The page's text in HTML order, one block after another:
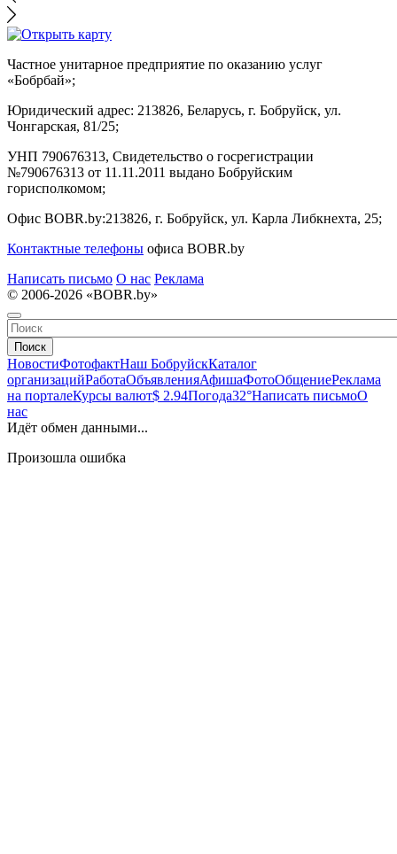
Частное унитарное предприятие по оказанию услуг
«Бобрбай»;
Юридический адрес: 213826, Беларусь, г. Бобруйск, ул.
Чонгарская, 81/25;
УНП 790676313, Свидетельство о госрегистрации
№790676313 от 11.11.2011 выдано Бобруйским
горисполкомом;
Офис BOBR.by:213826, г. Бобруйск, ул. Карла Либкнехта, 25;
Контактные телефоны офиса BOBR.by
Написать письмо О нас Реклама
© 2006-2026 «BOBR.by»
Поиск
НовостиФотофактНаш БобруйскКаталог
организацийРаботаОбъявленияАфишаФотоОбщениеРеклама
на порталеКурсы валют$ 2.94Погода32°Написать письмоО
нас
Идёт обмен данными...
Произошла ошибка